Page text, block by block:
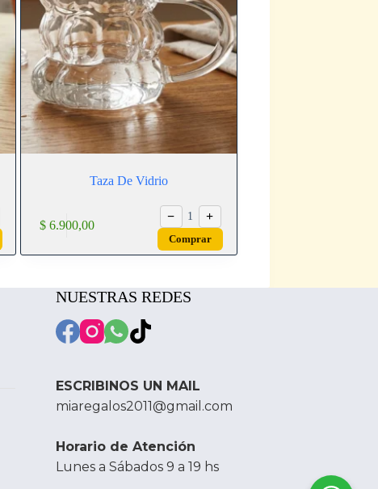
Taza De Vidrio
$6.900,00
− 1 +
Comprar
NUESTRAS REDES
ESCRIBINOS UN MAIL
miaregalos2011@gmail.com
Horario de Atención
Lunes a Sábados 9 a 19 hs